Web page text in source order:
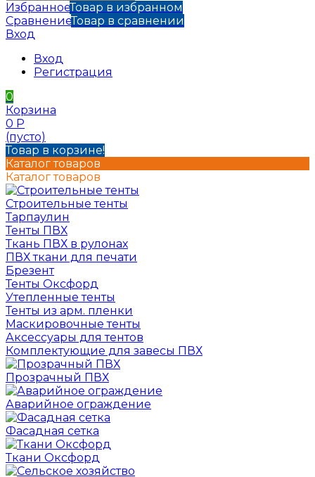
ИзбранноеТовар в избранном
СравнениеТовар в сравнении
Вход
Вход
Регистрация
0
Корзина
0 Р
(пусто)
Товар в корзине!
Каталог товаров
Каталог товаров
Строительные тенты
Тарпаулин
Тенты ПВХ
Ткань ПВХ в рулонах
ПВХ ткани для печати
Брезент
Тенты Оксфорд
Утепленные тенты
Тенты из арм. пленки
Маскировочные тенты
Аксессуары для тентов
Комплектующие для завесы ПВХ
Прозрачный ПВХ
Аварийное ограждение
Фасадная сетка
Ткани Оксфорд